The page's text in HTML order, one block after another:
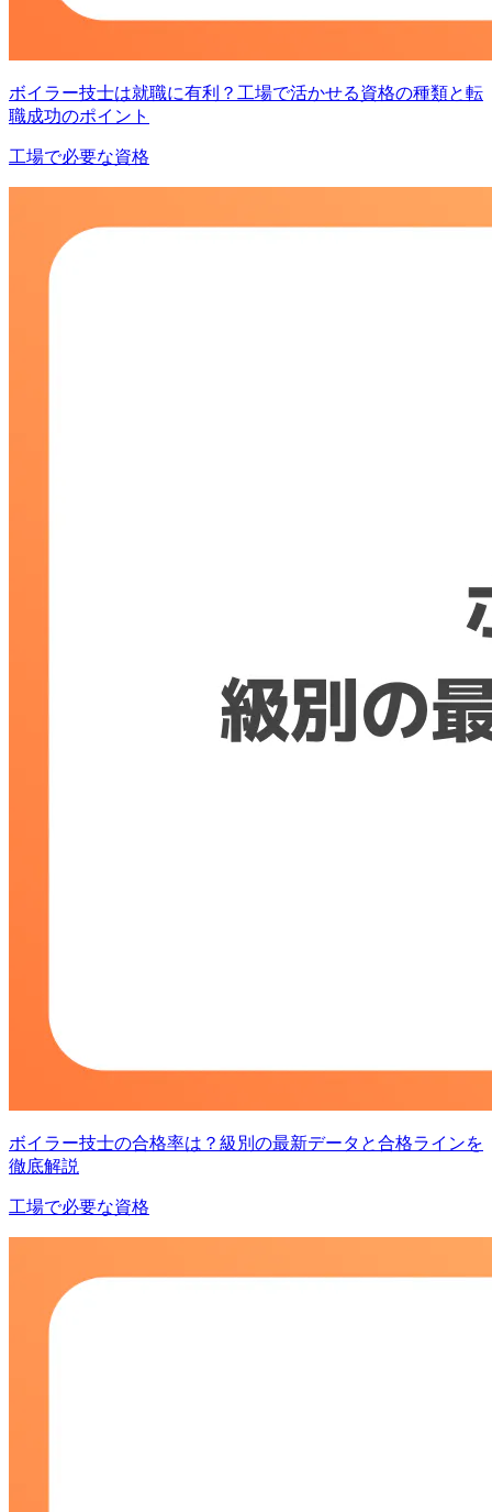
ボイラー技士は就職に有利？工場で活かせる資格の種類と転
職成功のポイント
工場で必要な資格
ボイラー技士の合格率は？級別の最新データと合格ラインを
徹底解説
工場で必要な資格